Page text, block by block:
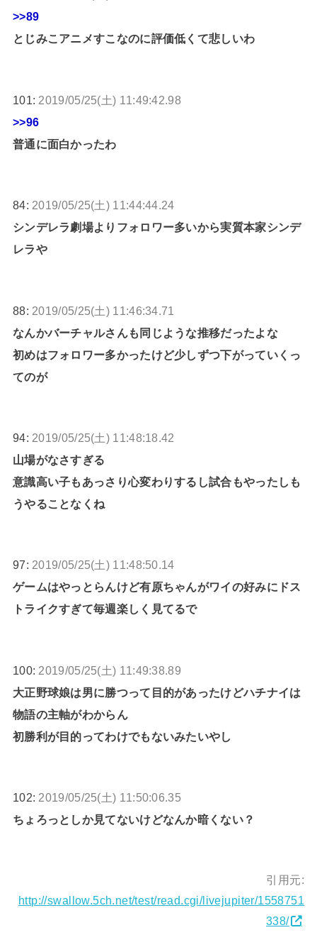
>>89
とじみこアニメすこなのに評価低くて悲しいわ
101: 2019/05/25(土) 11:49:42.98
>>96
普通に面白かったわ
84: 2019/05/25(土) 11:44:44.24
シンデレラ劇場よりフォロワー多いから実質本家シンデ
レラや
88: 2019/05/25(土) 11:46:34.71
なんかバーチャルさんも同じような推移だったよな
初めはフォロワー多かったけど少しずつ下がっていくっ
てのが
94: 2019/05/25(土) 11:48:18.42
山場がなさすぎる
意識高い子もあっさり心変わりするし試合もやったしも
うやることなくね
97: 2019/05/25(土) 11:48:50.14
ゲームはやっとらんけど有原ちゃんがワイの好みにドス
トライクすぎて毎週楽しく見てるで
100: 2019/05/25(土) 11:49:38.89
大正野球娘は男に勝つって目的があったけどハチナイは
物語の主軸がわからん
初勝利が目的ってわけでもないみたいやし
102: 2019/05/25(土) 11:50:06.35
ちょろっとしか見てないけどなんか暗くない？
引用元:
http://swallow.5ch.net/test/read.cgi/livejupiter/1558751
338/